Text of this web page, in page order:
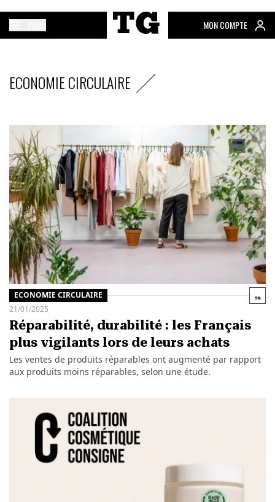
MON COMPTE
ECONOMIE CIRCULAIRE
ECONOMIE CIRCULAIRE
21/01/2025
Réparabilité, durabilité : les Français
plus vigilants lors de leurs achats
Les ventes de produits réparables ont augmenté par rapport
aux produits moins réparables, selon une étude.